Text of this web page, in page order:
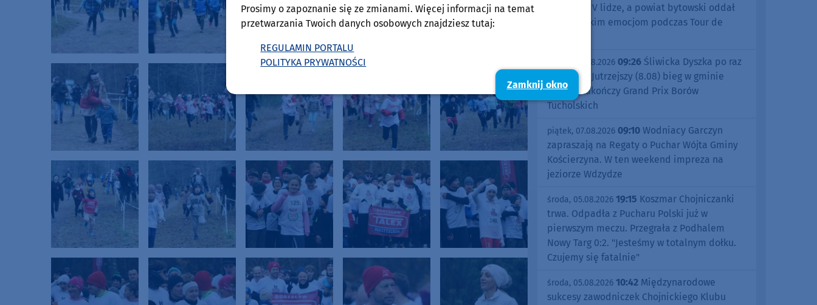
sezonu w IV lidze, a powiat bytowski oddał
się kolarskim emocjom podczas Tour de
piątek, 07.08.2026 09:26 Śliwicka Dyszka po raz
dziesiąty. Jutrzejszy (8.08) bieg w gminie
Śliwice zakończy Grand Prix Borów
Tucholskich
piątek, 07.08.2026 09:10 Wodniacy Garczyn
zapraszają na Regaty o Puchar Wójta Gminy
Kościerzyna. W ten weekend impreza na
jeziorze Wdzydze
środa, 05.08.2026 19:15 Koszmar Chojniczanki
trwa. Odpadła z Pucharu Polski już w
pierwszym meczu. Przegrała z Podhalem
Nowy Targ 0:2. "Jesteśmy w totalnym dołku.
Czujemy się fatalnie"
środa, 05.08.2026 10:42 Międzynarodowe
sukcesy zawodniczek Chojnickiego Klubu
Prosimy o zapoznanie się ze zmianami. Więcej informacji na temat
przetwarzania Twoich danych osobowych znajdziesz tutaj:
REGULAMIN PORTALU
POLITYKA PRYWATNOŚCI
Zamknij okno